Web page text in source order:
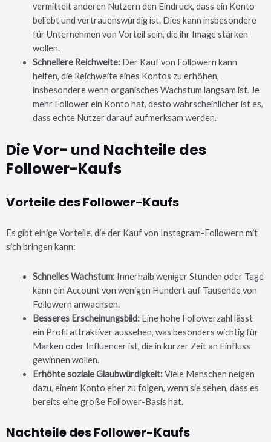
vermittelt anderen Nutzern den Eindruck, dass ein Konto
beliebt und vertrauenswürdig ist. Dies kann insbesondere
für Unternehmen von Vorteil sein, die ihr Image stärken
wollen.
Schnellere Reichweite:Der Kauf von Followern kann
helfen, die Reichweite eines Kontos zu erhöhen,
insbesondere wenn organisches Wachstum langsam ist. Je
mehr Follower ein Konto hat, desto wahrscheinlicher ist es,
dass echte Nutzer darauf aufmerksam werden.
Die Vor- und Nachteile des
Follower-Kaufs
Vorteile des Follower-Kaufs
Es gibt einige Vorteile, die der Kauf von Instagram-Followern mit
sich bringen kann:
Schnelles Wachstum:Innerhalb weniger Stunden oder Tage
kann ein Account von wenigen Hundert auf Tausende von
Followern anwachsen.
Besseres Erscheinungsbild:Eine hohe Followerzahl lässt
ein Profil attraktiver aussehen, was besonders wichtig für
Marken oder Influencer ist, die in kurzer Zeit an Einfluss
gewinnen wollen.
Erhöhte soziale Glaubwürdigkeit:Viele Menschen neigen
dazu, einem Konto eher zu folgen, wenn sie sehen, dass es
bereits eine große Follower-Basis hat.
Nachteile des Follower-Kaufs